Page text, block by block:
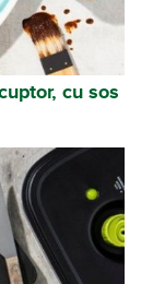
cu sos